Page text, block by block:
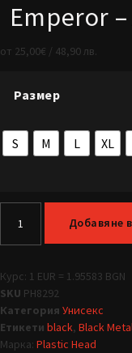
Emperor
от 25,00€ / 48,90 лв.
Размер
S M L XL
Добавяне
Курс: 1 EUR = 1.95583 BGN
SKU PH8292
Категория Унисекс
Етикети black, Black
Марка: Plastic Head